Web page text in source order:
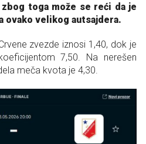
zbog toga može se reći da je
ovako velikog autsajdera.
zvezde iznosi 1,40, dok je
7,50. Na nerešen
meča kvota je 4,30.